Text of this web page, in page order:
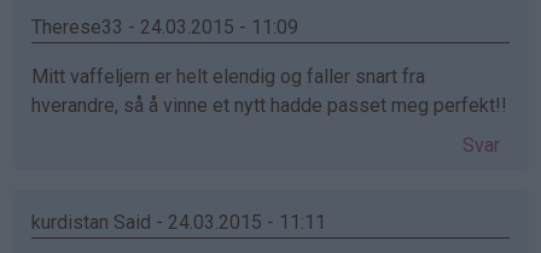
Therese33 - 24.03.2015 - 11:09
Mitt vaffeljern er helt elendig og faller snart fra
hverandre, så å vinne et nytt hadde passet meg perfekt!!
Svar
kurdistan Said - 24.03.2015 - 11:11